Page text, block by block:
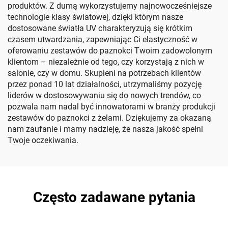
produktów. Z dumą wykorzystujemy najnowocześniejsze
technologie klasy światowej, dzięki którym nasze
dostosowane światła UV charakteryzują się krótkim
czasem utwardzania, zapewniając Ci elastyczność w
oferowaniu zestawów do paznokci Twoim zadowolonym
klientom – niezależnie od tego, czy korzystają z nich w
salonie, czy w domu. Skupieni na potrzebach klientów
przez ponad 10 lat działalności, utrzymaliśmy pozycję
liderów w dostosowywaniu się do nowych trendów, co
pozwala nam nadal być innowatorami w branży produkcji
zestawów do paznokci z żelami. Dziękujemy za okazaną
nam zaufanie i mamy nadzieję, że nasza jakość spełni
Twoje oczekiwania.
Często zadawane pytania